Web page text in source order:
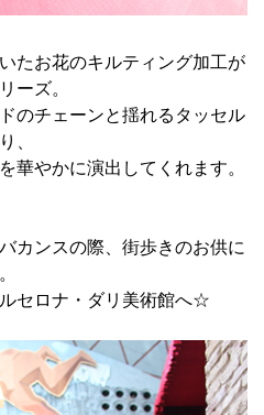
たお花のキルティング加工が
ーズ。
のチェーンと揺れるタッセル
、
華やかに演出してくれます。
カンスの際、街歩きのお供に
セロナ・ダリ美術館へ☆